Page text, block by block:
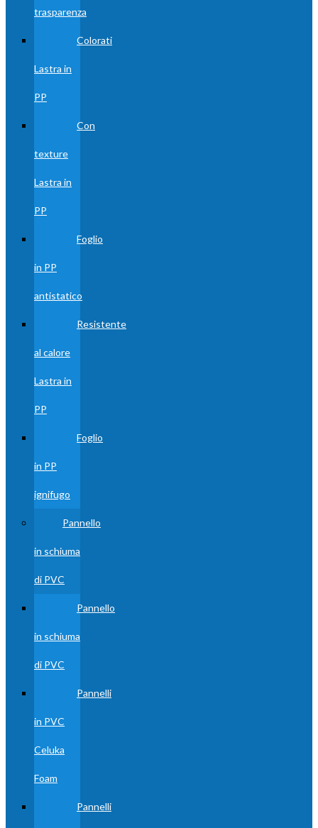
trasparenza
Colorati
Lastra in
PP
Con
texture
Lastra in
PP
Foglio
in PP
antistatico
Resistente
al calore
Lastra in
PP
Foglio
in PP
ignifugo
Pannello
in schiuma
di PVC
Pannello
in schiuma
di PVC
Pannelli
in PVC
Celuka
Foam
Pannelli